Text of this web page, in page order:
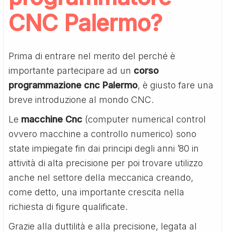
CNC Palermo?
Prima di entrare nel merito del perché è
importante partecipare ad un corso
programmazione cnc Palermo, è giusto fare una
breve introduzione al mondo CNC.
Le macchine Cnc (computer numerical control
ovvero macchine a controllo numerico) sono
state impiegate fin dai principi degli anni ’80 in
attività di alta precisione per poi trovare utilizzo
anche nel settore della meccanica creando,
come detto, una importante crescita nella
richiesta di figure qualificate.
Grazie alla duttilità e alla precisione, legata al